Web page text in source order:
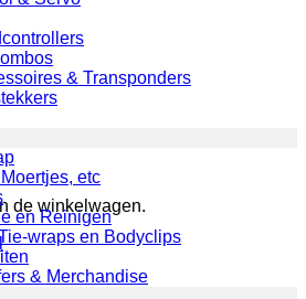
de winkelwagen.
& Transponders
etc
en Reinigen
wraps en Bodyclips
& Merchandise